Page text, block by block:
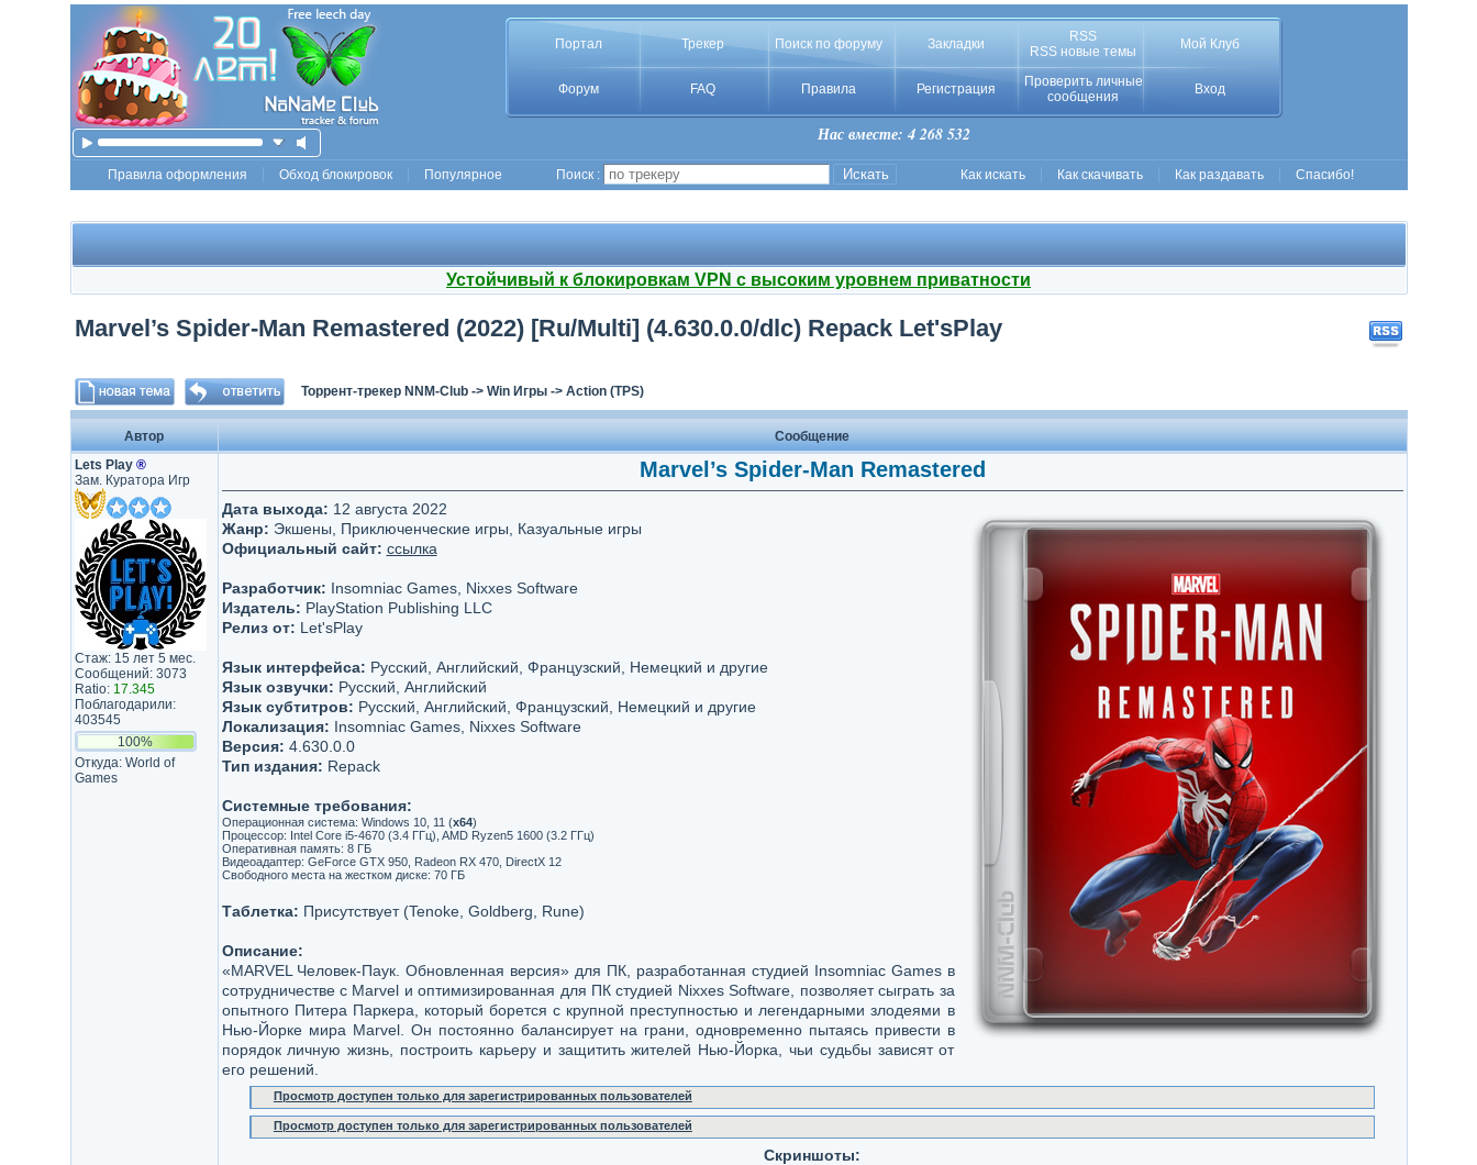
Портал Трекер Поиск по форуму Закладки
RSS
RSS новые темы
Мой Клуб
Форум FAQ Правила Регистрация
Проверить личные
сообщения
Вход
Нас вместе: 4 268 532
Правила оформления Обход блокировок Популярное Поиск : Как искать Как скачивать Как раздавать Спасибо!
Устойчивый к блокировкам VPN с высоким уровнем приватности
Marvel’s Spider-Man Remastered (2022) [Ru/Multi] (4.630.0.0/dlc) Repack Let'sРlay
Торрент-трекер NNM-Club-> Win Игры-> Action (TPS)
Автор
Сообщение
Lets Play ®
Зам. Куратора Игр
Стаж: 15 лет 5 мес.
Сообщений: 3073
Ratio: 17.345
Поблагодарили:
403545
100%
Откуда: World of
Games
Marvel’s Spider-Man Remastered
Дата выхода: 12 августа 2022
Жанр: Экшены, Приключенческие игры, Казуальные игры
Официальный сайт: ссылка
Разработчик: Insomniac Games, Nixxes Software
Издатель: PlayStation Publishing LLC
Релиз от: Let'sРlay
Язык интерфейса: Русский, Английский, Французский, Немецкий и другие
Язык озвучки: Русский, Английский
Язык субтитров: Русский, Английский, Французский, Немецкий и другие
Локализация: Insomniac Games, Nixxes Software
Версия: 4.630.0.0
Тип издания: Repack
Системные требования:
Операционная система: Windows 10, 11 (х64)
Процессор: Intel Core i5-4670 (3.4 ГГц), AMD Ryzen5 1600 (3.2 ГГц)
Оперативная память: 8 ГБ
Видеоадаптер: GeForce GTX 950, Radeon RX 470, DirectX 12
Свободного места на жестком диске: 70 ГБ
Таблетка: Присутствует (Tenoke, Goldberg, Rune)
Описание:
«MARVEL Человек-Паук. Обновленная версия» для ПК, разработанная студией Insomniac Games в
сотрудничестве с Marvel и оптимизированная для ПК студией Nixxes Software, позволяет сыграть за
опытного Питера Паркера, который борется с крупной преступностью и легендарными злодеями в
Нью-Йорке мира Marvel. Он постоянно балансирует на грани, одновременно пытаясь привести в
порядок личную жизнь, построить карьеру и защитить жителей Нью-Йорка, чьи судьбы зависят от
его решений.
Просмотр доступен только для зарегистрированных пользователей
Просмотр доступен только для зарегистрированных пользователей
Скриншоты: